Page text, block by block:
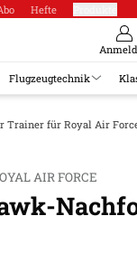
Hefte
Flugzeugtechnik
Trainer für Royal Air
AIR FORCE